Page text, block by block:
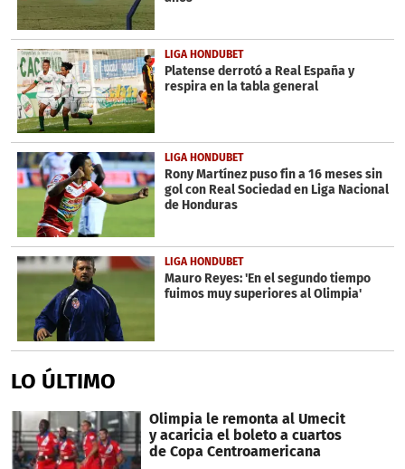
LIGA HONDUBET
Platense derrotó a Real España y
respira en la tabla general
LIGA HONDUBET
Rony Martínez puso fin a 16 meses sin
gol con Real Sociedad en Liga Nacional
de Honduras
LIGA HONDUBET
Mauro Reyes: 'En el segundo tiempo
fuimos muy superiores al Olimpia'
LO ÚLTIMO
Olimpia le remonta al Umecit
y acaricia el boleto a cuartos
de Copa Centroamericana